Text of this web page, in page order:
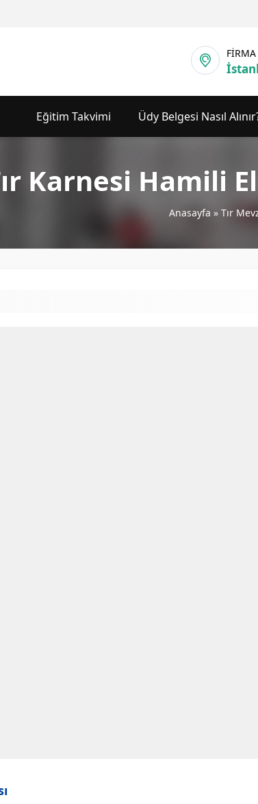
Eğitim Takvimi Üdy Belgesi Nasıl
Karnesi Hamili
Anasayfa » Tır